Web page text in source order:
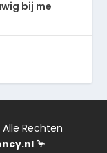
bij me
Rechten
🦩